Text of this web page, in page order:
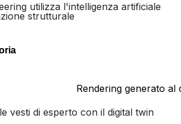
utilizza l'intelligenza artificiale
strutturale
vesti di esperto con il digital twin